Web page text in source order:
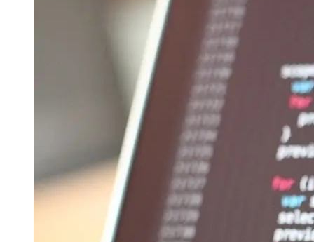
Berita Sebelumnya
Revitalisasi 809 Sekolah di NTT Dimulai, Memperkuat Pendidikan di Wilayah Timur